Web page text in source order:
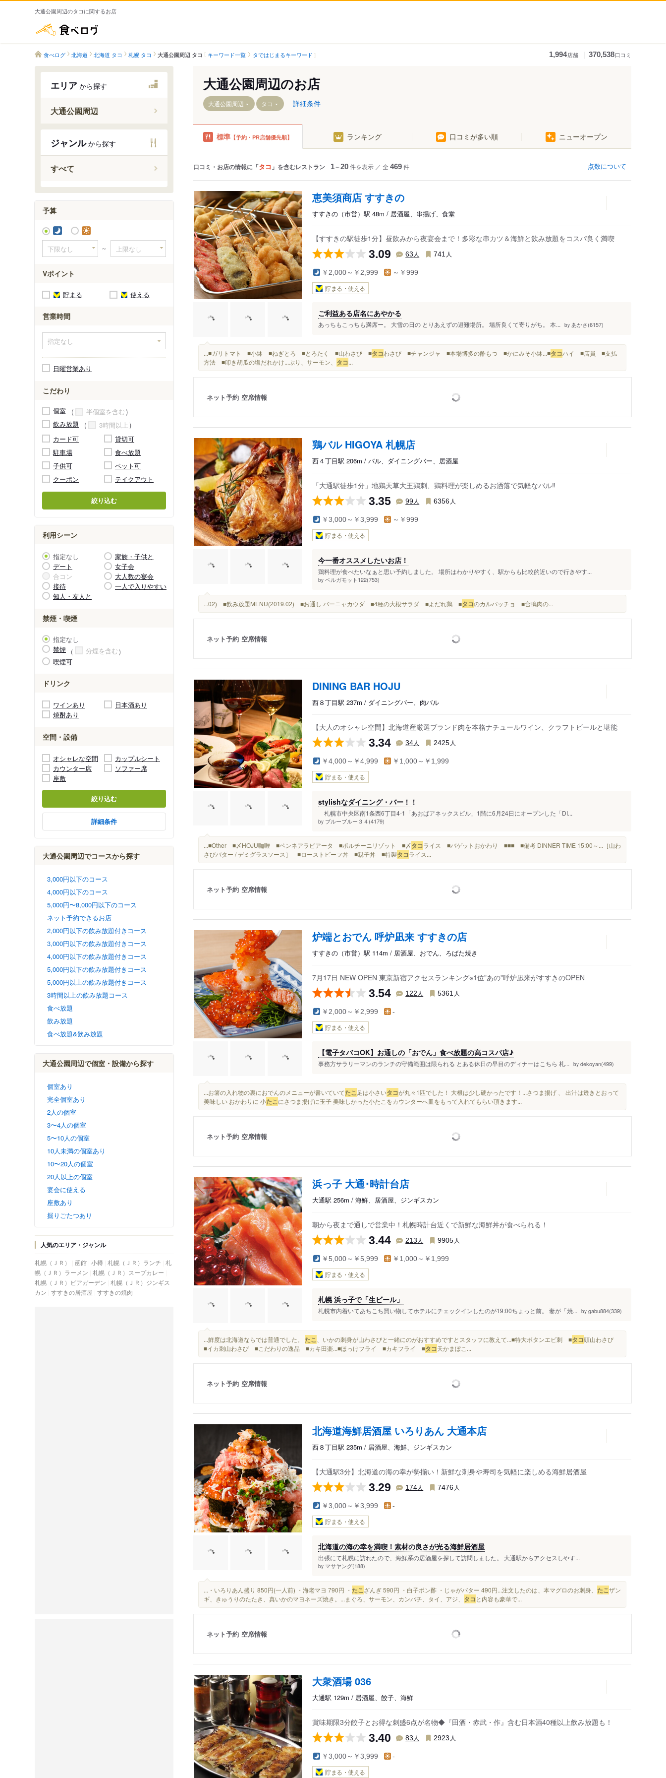
大通公園周辺のタコに関するお店
食べログ 北海道 北海道 タコ 札幌 タコ 大通公園周辺 タコ キーワード一覧 タではじまるキーワード 1,994店舗 370,538口コミ
エリア から探す
大通公園周辺
大通駅
西１１丁目駅
バスセンター前駅
西１５丁目駅
中央区役所前駅
西８丁目駅
西４丁目駅
ジャンルから探す
すべて
予算
～
Vポイント
貯まる 使える
営業時間
日曜営業あり
こだわり
個室
半個室を含む
飲み放題
3時間以上
カード可
貸切可
駐車場
食べ放題
子供可
ペット可
クーポン
テイクアウト
絞り込む
利用シーン
指定なし
家族・子供と
デート
女子会
合コン
大人数の宴会
接待
一人で入りやすい
知人・友人と
禁煙・喫煙
指定なし
禁煙
分煙を含む
喫煙可
ドリンク
ワインあり
日本酒あり
焼酎あり
空間・設備
オシャレな空間
カップルシート
カウンター席
ソファー席
座敷
絞り込む
詳細条件
大通公園周辺でコースから探す
3,000円以下のコース
4,000円以下のコース
5,000円〜8,000円以下のコース
ネット予約できるお店
2,000円以下の飲み放題付きコース
3,000円以下の飲み放題付きコース
4,000円以下の飲み放題付きコース
5,000円以下の飲み放題付きコース
5,000円以上の飲み放題付きコース
3時間以上の飲み放題コース
食べ放題
飲み放題
食べ放題&飲み放題
大通公園周辺で個室・設備から探す
個室あり
完全個室あり
2人の個室
3〜4人の個室
5〜10人の個室
10人未満の個室あり
10〜20人の個室
20人以上の個室
宴会に使える
座敷あり
掘りごたつあり
人気のエリア・ジャンル
札幌（ＪＲ） 函館 小樽 札幌（ＪＲ）ランチ 札
幌（ＪＲ）ラーメン 札幌（ＪＲ）スープカレー
札幌（ＪＲ）ビアガーデン 札幌（ＪＲ）ジンギス
カン すすきの居酒屋 すすきの焼肉
大通公園周辺のお店
大通公園周辺 タコ 詳細条件
標準 【予約・PR店舗優先順】 ランキング 口コミが多い順 ニューオープン
口コミ・お店の情報に「タコ 」を含むレストラン 1～20件を表示 ／ 全 469件 点数について
恵美須商店 すすきの
すすきの（市営）駅 48m / 居酒屋、串揚げ、食堂
【すすきの駅徒歩1分】昼飲みから夜宴会まで！多彩な串カツ＆海鮮と飲み放題をコスパ良く満喫
3.09 63 人 741 人
￥2,000～￥2,999 ～￥999
貯まる・使える
ご利益ある店名にあやかる
あっちもこっちも満席ー。 大雪の日の とりあえずの避難場所。 場所良くて寄りがち。 本... by あかさ(6157)
...■ガリトマト ■小鉢 ■ねぎとろ ■とろたく ■山わさび ■タコわさび ■チャンジャ ■本場博多の酢もつ ■かにみそ小鉢...■タコハイ ■店員 ■支払
方法 ■叩き胡瓜の塩だれかけ...ぶり、サーモン、 タコ...
ネット予約 空席情報
鶏バル HIGOYA 札幌店
西４丁目駅 206m / バル、ダイニングバー、居酒屋
「大通駅徒歩1分」地鶏天草大王鶏刺、鶏料理が楽しめるお洒落で気軽なバル‼︎
3.35 99人 6356 人
￥3,000～￥3,999 ～￥999
貯まる・使える
今一番オススメしたいお店！
鶏料理が食べたいなぁと思い予約しました。 場所はわかりやすく、駅からも比較的近いので行きやす...
by ベルガモット122(753)
...02) ■飲み放題MENU(2019.02) ■お通し バーニャカウダ ■4種の大根サラダ ■よだれ鶏 ■タコのカルパッチョ ■合鴨肉の...
ネット予約 空席情報
DINING BAR HOJU
西８丁目駅 237m / ダイニングバー、肉バル
【大人のオシャレ空間】北海道産厳選ブランド肉を本格ナチュールワイン、クラフトビールと堪能
3.34 34人 2425 人
￥4,000～￥4,999 ￥1,000～￥1,999
貯まる・使える
stylishなダイニング・バー！！
札幌市中央区南1条西6丁目4‐1「あおばアネックスビル」1階に6月24日にオープンした「DI...
by ブルーブルー３４(4179)
...■Other ■〆HOJU咖喱 ■ペンネアラビアータ ■ポルチーニリゾット ■〆タコライス ■バゲットおかわり ■■■ ■備考 DINNER TIME 15:00～...［山わ
さびバター / デミグラスソース］ ■ローストビーフ丼 ■親子丼 ■特製タコライス...
ネット予約 空席情報
炉端とおでん 呼炉凪来 すすきの店
すすきの（市営）駅 114m / 居酒屋、おでん、ろばた焼き
7月17日 NEW OPEN 東京新宿アクセスランキング※1位"あの"呼炉凪来がすすきのOPEN
3.54 122 人 5361 人
￥2,000～￥2,999 -
貯まる・使える
【電子タバコOK】お通しの「おでん」食べ放題の高コスパ店♪
事務方サラリーマンのランチの守備範囲は限られる とある休日の早目のディナーはこちら 札... by dekoyan(499)
...お箸の入れ物の裏におでんのメニューが書いていてたこ 足は小さいタコが丸々1匹でした！ 大根は少し硬かったです！...さつま揚げ 、 出汁は透きとおって
美味しい おかわりに 小たこにさつま揚げに玉子 美味しかった小たこをカウンターへ皿をもって入れてもらい頂きます...
ネット予約 空席情報
浜っ子 大通･時計台店
大通駅 256m / 海鮮、居酒屋、ジンギスカン
朝から夜まで通しで営業中！札幌時計台近くで新鮮な海鮮丼が食べられる！
3.44 213 人 9905 人
￥5,000～￥5,999 ￥1,000～￥1,999
貯まる・使える
札幌 浜っ子で「生ビール」
札幌市内着いてあちこち買い物してホテルにチェックインしたのが19:00ちょっと前。 妻が「焼... by gabu884(339)
...鮮度は北海道ならでは普通でした。 たこ 、いかの刺身が山わさびと一緒にのがおすすめですとスタッフに教えて...■特大ボタンエビ刺 ■タコ頭山わさび
■イカ刺山わさび ■こだわりの逸品 ■カキ田楽...■ほっけフライ ■カキフライ ■タコ天かまぼこ...
ネット予約 空席情報
北海道海鮮居酒屋 いろりあん 大通本店
西８丁目駅 235m / 居酒屋、海鮮、ジンギスカン
【大通駅3分】北海道の海の幸が勢揃い！新鮮な刺身や寿司を気軽に楽しめる海鮮居酒屋
3.29 174人 7476 人
￥3,000～￥3,999 -
貯まる・使える
北海道の海の幸を満喫！素材の良さが光る海鮮居酒屋
出張にて札幌に訪れたので、海鮮系の居酒屋を探して訪問しました。 大通駅からアクセスしやす...
by マサヤング(188)
...・いろりあん盛り 850円(一人前) ・海老マヨ 790円 ・ たこざんぎ 590円 ・白子ポン酢 ・じゃがバター 490円...注文したのは、本マグロのお刺身、 たこザン
ギ、きゅうりのたたき、真いかのマヨネーズ焼き。...まぐろ、サーモン、カンパチ、タイ、アジ、 タコ と内容も豪華で...
ネット予約 空席情報
大衆酒場 036
大通駅 129m / 居酒屋、餃子、海鮮
賞味期限3分餃子とお得な刺盛6点が名物◆『田酒・赤武・作』含む日本酒40種以上飲み放題も！
3.40 83 人 2923 人
￥3,000～￥3,999 -
貯まる・使える